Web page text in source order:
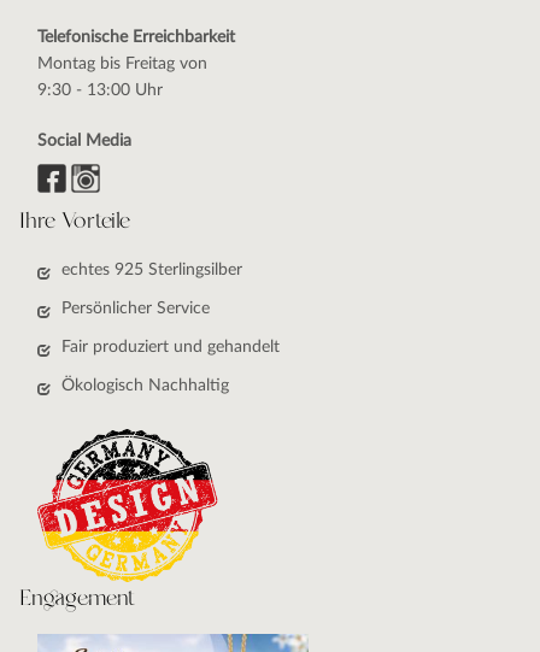
Telefonische Erreichbarkeit
Montag bis Freitag von
9:30 - 13:00 Uhr
Social Media
Ihre Vorteile
echtes 925 Sterlingsilber
Persönlicher Service
Fair produziert und gehandelt
Ökologisch Nachhaltig
Engagement